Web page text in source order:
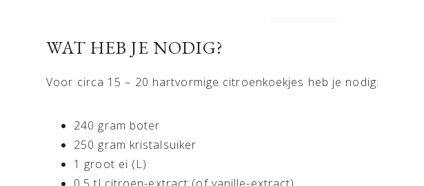
WAT HEB JE NODIG?
Voor circa 15 – 20 hartvormige citroenkoekjes heb je nodig:
240 gram boter
250 gram kristalsuiker
1 groot ei (L)